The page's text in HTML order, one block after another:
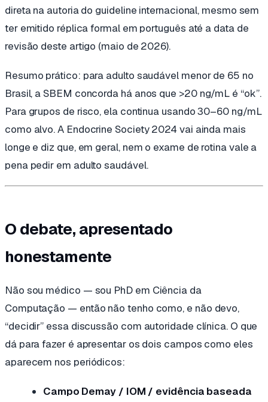
direta na autoria do guideline internacional, mesmo sem
ter emitido réplica formal em português até a data de
revisão deste artigo (maio de 2026).
Resumo prático: para adulto saudável menor de 65 no
Brasil, a SBEM concorda há anos que >20 ng/mL é “ok”.
Para grupos de risco, ela continua usando 30–60 ng/mL
como alvo. A Endocrine Society 2024 vai ainda mais
longe e diz que, em geral, nem o exame de rotina vale a
pena pedir em adulto saudável.
O debate, apresentado
honestamente
Não sou médico — sou PhD em Ciência da
Computação — então não tenho como, e não devo,
“decidir” essa discussão com autoridade clínica. O que
dá para fazer é apresentar os dois campos como eles
aparecem nos periódicos:
Campo Demay / IOM / evidência baseada